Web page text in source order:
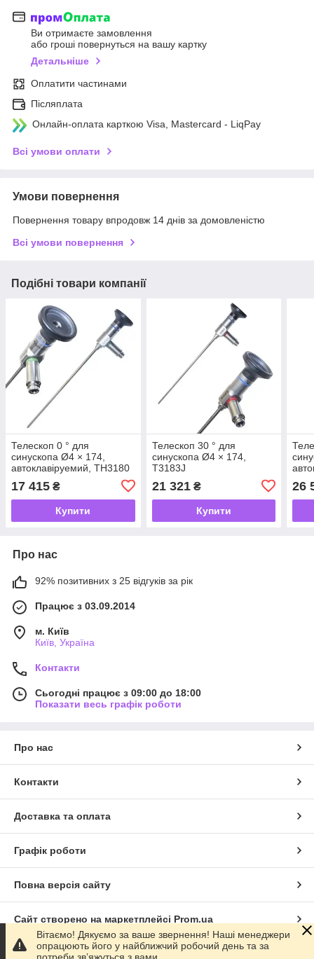
Ви отримаєте замовлення
або гроші повернуться на вашу картку
Детальніше
Оплатити частинами
Післяплата
Онлайн-оплата карткою Visa, Mastercard - LiqPay
Всі умови оплати
Умови повернення
Повернення товару впродовж 14 днів за домовленістю
Всі умови повернення
Подібні товари компанії
Телескоп 0 ° для
синускопа Ø4 × 174,
автоклавіруемий, TH3180
17 415 ₴
Купити
Телескоп 30 ° для
синускопа Ø4 × 174,
Т3183Ј
21 321₴
Купити
26
Про нас
92% позитивних з 25 відгуків за рік
Працює з 03.09.2014
м. Київ
Київ, Україна
Контакти
Сьогодні працює з 09:00 до 18:00
Показати весь графік роботи
Про нас
Контакти
Доставка та оплата
Графік роботи
Повна версія сайту
Сайт створено на маркетплейсі Prom.ua
Політика конфіденційності
Вітаємо! Дякуємо за ваше звернення! Наші менеджери
опрацюють його у найближчий робочий день та за